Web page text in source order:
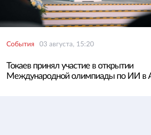
События 03 августа, 15:20
Токаев принял участие в открытии
Международной олимпиады по ИИ в